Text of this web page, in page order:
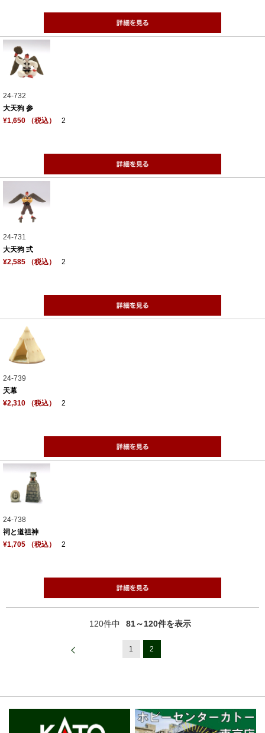
24-732
大天狗 参
¥1,650 （税込）
2
24-731
大天狗 弍
¥2,585 （税込）
2
24-739
天幕
¥2,310 （税込）
2
24-738
祠と道祖神
¥1,705 （税込）
2
120件中 81～120件を表示
1 2